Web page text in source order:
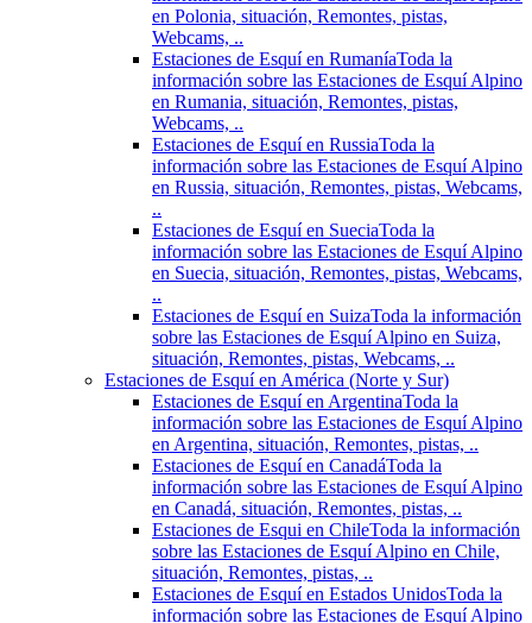
en Polonia, situación, Remontes, pistas,
Webcams, ..
Estaciones de Esquí en RumaníaToda la
información sobre las Estaciones de Esquí Alpino
en Rumania, situación, Remontes, pistas,
Webcams, ..
Estaciones de Esquí en RussiaToda la
información sobre las Estaciones de Esquí Alpino
en Russia, situación, Remontes, pistas, Webcams,
..
Estaciones de Esquí en SueciaToda la
información sobre las Estaciones de Esquí Alpino
en Suecia, situación, Remontes, pistas, Webcams,
..
Estaciones de Esquí en SuizaToda la información
sobre las Estaciones de Esquí Alpino en Suiza,
situación, Remontes, pistas, Webcams, ..
Estaciones de Esquí en América (Norte y Sur)
Estaciones de Esquí en ArgentinaToda la
información sobre las Estaciones de Esquí Alpino
en Argentina, situación, Remontes, pistas, ..
Estaciones de Esquí en CanadáToda la
información sobre las Estaciones de Esquí Alpino
en Canadá, situación, Remontes, pistas, ..
Estaciones de Esqui en ChileToda la información
sobre las Estaciones de Esquí Alpino en Chile,
situación, Remontes, pistas, ..
Estaciones de Esquí en Estados UnidosToda la
información sobre las Estaciones de Esquí Alpino